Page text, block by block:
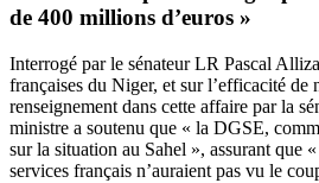
de 400 millions d’euros »
Interrogé par le sénateur LR Pascal
françaises du Niger, et sur l’efficacité de
renseignement dans cette affaire par la
ministre a soutenu que « la DGSE,
sur la situation au Sahel », assurant que
services français n’auraient pas vu le